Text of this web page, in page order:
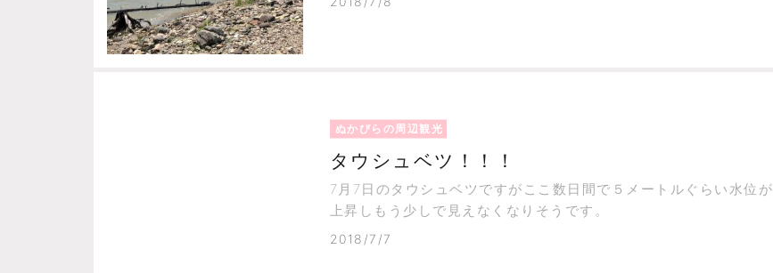
ぬかびらの周辺観光
タウシュベツ！！！
7月7日のタウシュベツですがここ数日間で５メートルぐらい水位が
上昇しもう少しで見えなくなりそうです。
2018/7/7